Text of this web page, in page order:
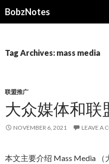
BobzNotes
Tag Archives: mass media
联盟推广
大众媒体和联
NOVEMBER 6, 2021 LEAVE A
本文主要介绍 Mass Media